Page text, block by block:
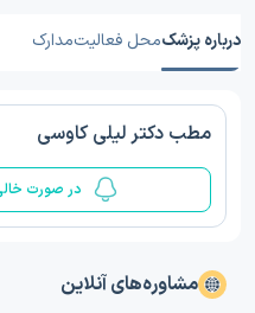
درباره پزشکمحل فعالیتمدارک
مطب دکتر لیلی کاوسی
در صورت
مشاوره‌های آنلاین